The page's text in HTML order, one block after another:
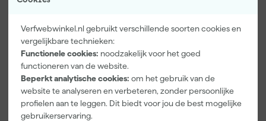
Verfwebwinkel.nl gebruikt verschillende soorten cookies en
vergelijkbare technieken:
Functionele cookies: noodzakelijk voor het goed
functioneren van de website.
Beperkt analytische cookies: om het gebruik van de
website te analyseren en verbeteren, zonder persoonlijke
profielen aan te leggen. Dit biedt voor jou de best mogelijke
gebruikerservaring.
Kip Tape
3308-24
Washi Tec
Schilderstape
Gold - 24mm
x 50m
Maandag
bezorgd
Farrow & Ball
F&B
Kleurenwaaie
r
Maandag
bezorgd
Go!Paint Roll
Verfbak -
12cm Roller -
0,5L + 5
Inzetbakken
Maandag
bezorgd